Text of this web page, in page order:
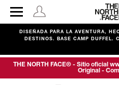
DISEÑADA PARA LA AVENTURA,
DESTINOS. BASE CAMP DUFFEL.
THE NORTH FACE® - Sitio oficial
Original -